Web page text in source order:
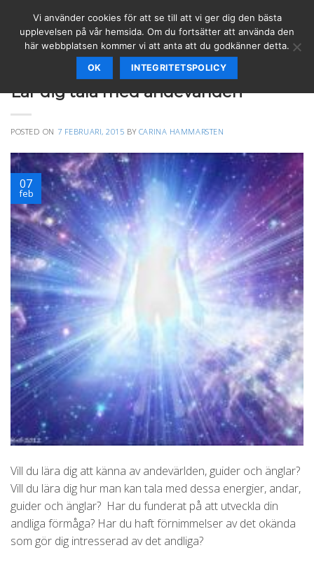
content
ÄNGLAR & BUDSKAP, SPIRITUELLT
Lär dig tala med andevärlden
POSTED ON 7 FEBRUARI, 2015 BY CARINA HAMMARSTEN
07
feb
Vill du lära dig att känna av andevärlden, guider och änglar?
Vill du lära dig hur man kan tala med dessa energier, andar,
guider och änglar? Har du funderat på att utveckla din
andliga förmåga? Har du haft förnimmelser av det okända
som gör dig intresserad av det andliga?
Vi använder cookies för att se till att vi ger dig den bästa
upplevelsen på vår hemsida. Om du fortsätter att använda den
här webbplatsen kommer vi att anta att du godkänner detta.
OK INTEGRITETSPOLICY